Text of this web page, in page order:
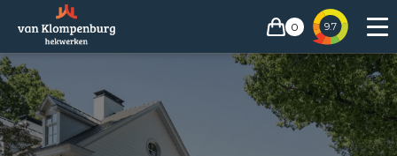
0 9.7